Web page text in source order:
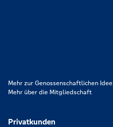
Mehr zur Genossenschaftlichen Idee
Mehr über die Mitgliedschaft
Privatkunden